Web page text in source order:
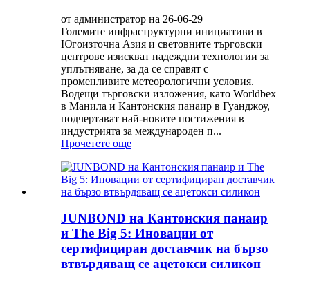
от администратор на 26-06-29
Големите инфраструктурни инициативи в
Югоизточна Азия и световните търговски
центрове изискват надеждни технологии за
уплътняване, за да се справят с
променливите метеорологични условия.
Водещи търговски изложения, като Worldbex
в Манила и Кантонския панаир в Гуанджоу,
подчертават най-новите постижения в
индустрията за международен п...
Прочетете още
JUNBOND на Кантонския панаир
и The Big 5: Иновации от
сертифициран доставчик на бързо
втвърдяващ се ацетокси силикон